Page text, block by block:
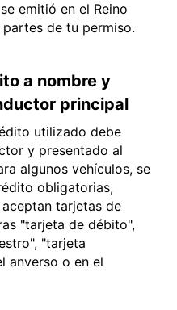
emitió en el Reino
de tu permiso.
a nombre y
principal
utilizado debe
y presentado al
algunos vehículos, se
obligatorias,
tarjetas de
"tarjeta de débito",
"tarjeta
anverso o en el